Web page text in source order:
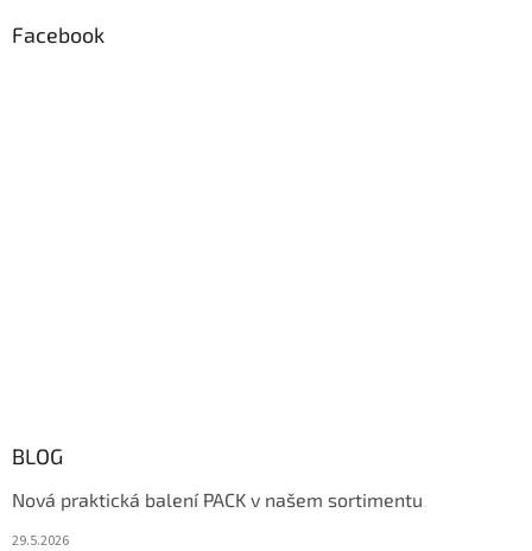
Facebook
BLOG
Nová praktická balení PACK v našem sortimentu
29.5.2026